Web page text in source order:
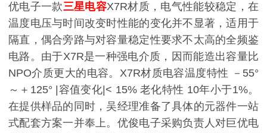
优电子一款三星电容X7R材质，电气性能较稳定，在
温度电压与时间改变时性能的变化并不显著，适用于
隔直，偶合旁路与对容量稳定性要求不太高的全频鉴
电路。由于X7R是一种强电介质，因而能造出容量比
NPO介质更大的电容。X7R材质电容温度特性 －55°
～＋125° |容值变化|< 15% 老化特性 10年小于1%。
在提供样品的同时，吴经理准备了具体的元器件一站
式配套方案一并奉上。优俊电子采购负责人对巨优电